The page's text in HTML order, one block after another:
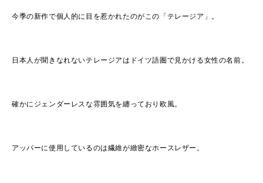
今季の新作で個人的に目を惹かれたのがこの「テレージア」。
日本人が聞きなれないテレージアはドイツ語圏で見かける女性の名前。
確かにジェンダーレスな雰囲気を纏っており欧風。
アッパーに使用しているのは繊維が緻密なホースレザー。